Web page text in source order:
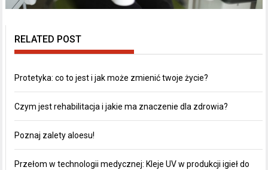
RELATED POST
Protetyka: co to jest i jak może zmienić twoje życie?
Czym jest rehabilitacja i jakie ma znaczenie dla zdrowia?
Poznaj zalety aloesu!
Przełom w technologii medycznej: Kleje UV w produkcji igieł do